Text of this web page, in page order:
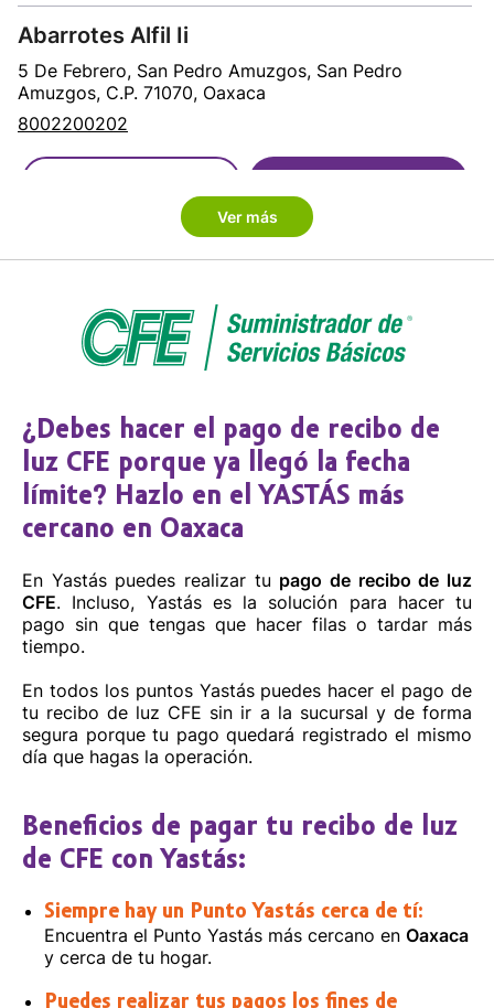
Abarrotes Alfil Ii
5 De Febrero, San Pedro Amuzgos, San Pedro
Amuzgos, C.P. 71070, Oaxaca
8002200202
Abarrotes Almita
Santo Domingo Tehuantepec, C.P. 70762, Oaxaca
8002200202
Abarrotes Arely
Avenida Hidalgo, Santo Domingo Petapa, Santo
Domingo Petapa, C.P. 70350, Oaxaca
Sitio web Cómo llegar
Ver más
¿Debes hacer el pago de recibo de
luz CFE porque ya llegó la fecha
límite? Hazlo en el YASTÁS más
cercano en Oaxaca
En Yastás puedes realizar tu pago de recibo de luz
CFE. Incluso, Yastás es la solución para hacer tu
pago sin que tengas que hacer filas o tardar más
tiempo.
En todos los puntos Yastás puedes hacer el pago de
tu recibo de luz CFE sin ir a la sucursal y de forma
segura porque tu pago quedará registrado el mismo
día que hagas la operación.
Beneficios de pagar tu recibo de luz
de CFE con Yastás:
Siempre hay un Punto Yastás cerca de tí:
Encuentra el Punto Yastás más cercano en Oaxaca
y cerca de tu hogar.
Puedes realizar tus pagos los fines de